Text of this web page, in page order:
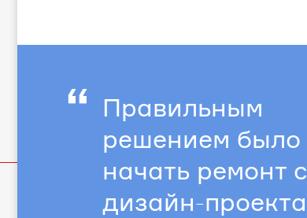
“ Правильным
решением было
начать ремонт с
дизайн-проекта